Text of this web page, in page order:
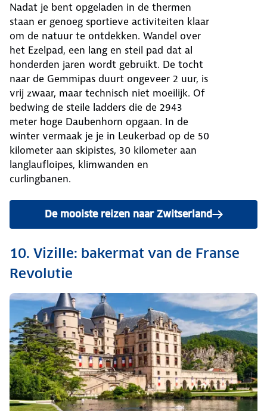
Nadat je bent opgeladen in de thermen
staan er genoeg sportieve activiteiten klaar
om de natuur te ontdekken. Wandel over
het Ezelpad, een lang en steil pad dat al
honderden jaren wordt gebruikt. De tocht
naar de Gemmipas duurt ongeveer 2 uur, is
vrij zwaar, maar technisch niet moeilijk. Of
bedwing de steile ladders die de 2943
meter hoge Daubenhorn opgaan. In de
winter vermaak je je in Leukerbad op de 50
kilometer aan skipistes, 30 kilometer aan
langlaufloipes, klimwanden en
curlingbanen.
De mooiste reizen naar Zwitserland
10. Vizille: bakermat van de Franse
Revolutie